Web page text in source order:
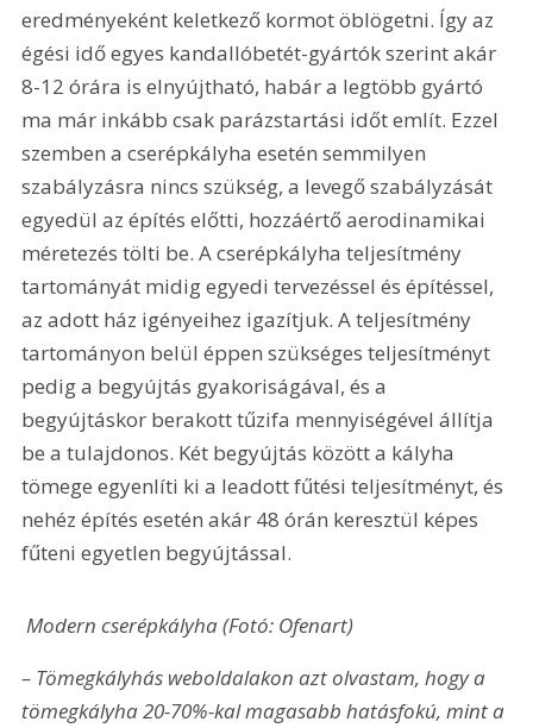
eredményeként keletkező kormot öblögetni. Így az
égési idő egyes kandallóbetét-gyártók szerint akár
8-12 órára is elnyújtható, habár a legtöbb gyártó
ma már inkább csak parázstartási időt említ. Ezzel
szemben a cserépkályha esetén semmilyen
szabályzásra nincs szükség, a levegő szabályzását
egyedül az építés előtti, hozzáértő aerodinamikai
méretezés tölti be. A cserépkályha teljesítmény
tartományát midig egyedi tervezéssel és építéssel,
az adott ház igényeihez igazítjuk. A teljesítmény
tartományon belül éppen szükséges teljesítményt
pedig a begyújtás gyakoriságával, és a
begyújtáskor berakott tűzifa mennyiségével állítja
be a tulajdonos. Két begyújtás között a kályha
tömege egyenlíti ki a leadott fűtési teljesítményt, és
nehéz építés esetén akár 48 órán keresztül képes
fűteni egyetlen begyújtással.
Modern cserépkályha (Fotó: Ofenart)
– Tömegkályhás weboldalakon azt olvastam, hogy a
tömegkályha 20-70%-kal magasabb hatásfokú, mint a